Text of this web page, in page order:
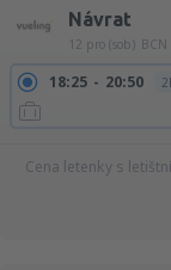
Návrat
12 pro (sob) BCN
18:25 20:50
Cena letenky s